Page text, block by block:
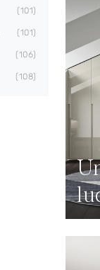
101
101
106
108